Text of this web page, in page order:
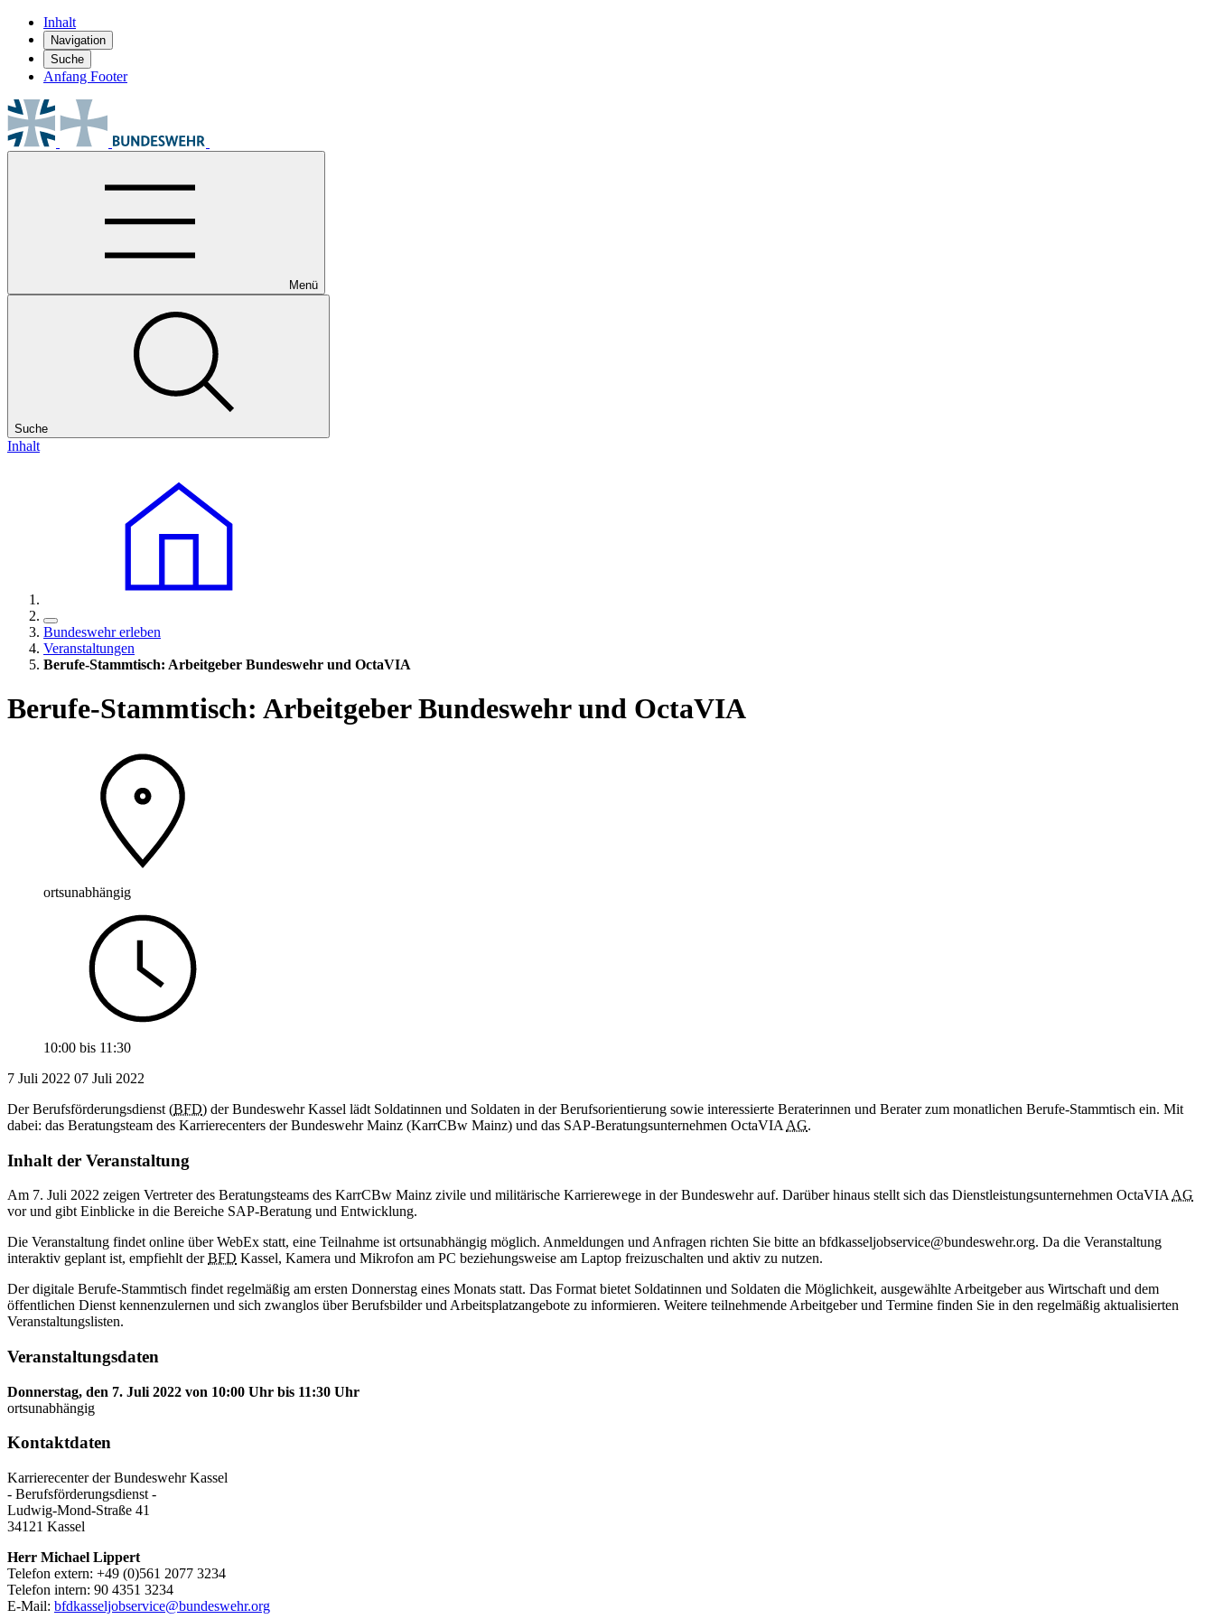
Inhalt
Navigation
Suche
Anfang Footer
Menü
Suche
Inhalt
Bundeswehr erleben
Veranstaltungen
Berufe-Stammtisch: Arbeitgeber Bundeswehr und OctaVIA
Berufe-Stammtisch: Arbeitgeber Bundeswehr und OctaVIA
ortsunabhängig
10:00 bis 11:30
7 Juli 2022 07 Juli 2022
Der Berufsförderungsdienst (BFD) der Bundeswehr Kassel lädt Soldatinnen und Soldaten in der Berufsorientierung sowie interessierte Beraterinnen und Berater zum monatlichen Berufe-Stammtisch ein. Mit
dabei: das Beratungsteam des Karrierecenters der Bundeswehr Mainz (KarrCBw Mainz) und das SAP-Beratungsunternehmen OctaVIA AG.
Inhalt der Veranstaltung
Am 7. Juli 2022 zeigen Vertreter des Beratungsteams des KarrCBw Mainz zivile und militärische Karrierewege in der Bundeswehr auf. Darüber hinaus stellt sich das Dienstleistungsunternehmen OctaVIA AG
vor und gibt Einblicke in die Bereiche SAP-Beratung und Entwicklung.
Die Veranstaltung findet online über WebEx statt, eine Teilnahme ist ortsunabhängig möglich. Anmeldungen und Anfragen richten Sie bitte an bfdkasseljobservice@bundeswehr.org. Da die Veranstaltung
interaktiv geplant ist, empfiehlt derBFD Kassel, Kamera und Mikrofon am PC beziehungsweise am Laptop freizuschalten und aktiv zu nutzen.
Der digitale Berufe-Stammtisch findet regelmäßig am ersten Donnerstag eines Monats statt. Das Format bietet Soldatinnen und Soldaten die Möglichkeit, ausgewählte Arbeitgeber aus Wirtschaft und dem
öffentlichen Dienst kennenzulernen und sich zwanglos über Berufsbilder und Arbeitsplatzangebote zu informieren. Weitere teilnehmende Arbeitgeber und Termine finden Sie in den regelmäßig aktualisierten
Veranstaltungslisten.
Veranstaltungsdaten
Donnerstag, den 7. Juli 2022 von 10:00 Uhr bis 11:30 Uhr
ortsunabhängig
Kontaktdaten
Karrierecenter der Bundeswehr Kassel
- Berufsförderungsdienst -
Ludwig-Mond-Straße 41
34121 Kassel
Herr Michael Lippert
Telefon extern: +49 (0)561 2077 3234
Telefon intern: 90 4351 3234
E-Mail: bfdkasseljobservice@bundeswehr.org